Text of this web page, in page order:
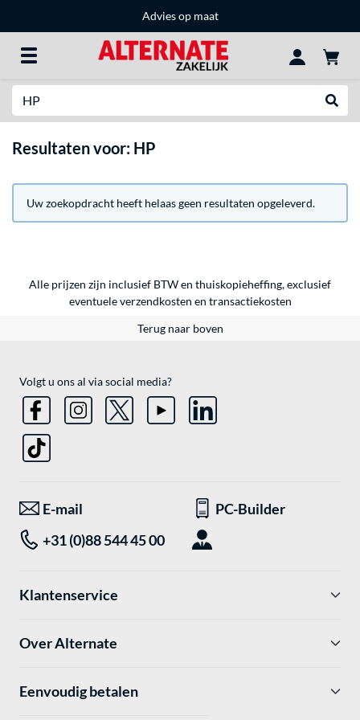
Advies op maat
Resultaten voor: HP
Uw zoekopdracht heeft helaas geen resultaten opgeleverd.
Alle prijzen zijn inclusief BTW en thuiskopieheffing, exclusief
eventueleverzendkosten en transactiekosten
Terug naar boven
Volgt u ons al via social media?
E-mail
PC-Builder
+31 (0)88 544 45 00
Klantenservice
Over Alternate
Eenvoudig betalen